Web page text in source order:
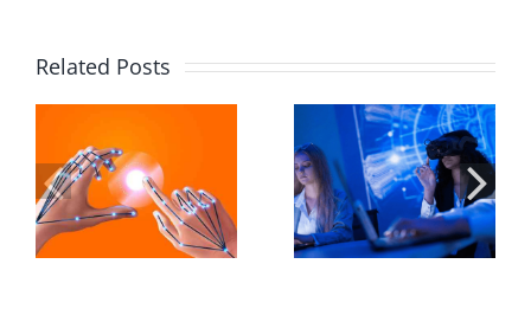
Related Posts
มหาวิทยาลัย:
บทบาทของ Hand
Tracking ในการ
Controller 2 กับ
การออกแบบ
Hand Tracking